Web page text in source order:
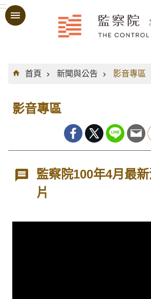
跳到主要內容區塊
:::
:::
首頁
新聞與公告 影音專區
影音專區
監察院100年4月最
片